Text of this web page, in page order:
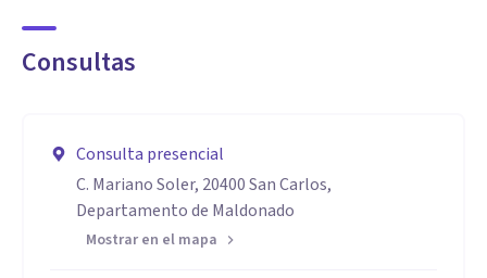
Consultas
Consulta presencial
C. Mariano Soler, 20400 San Carlos,
Departamento de Maldonado
Mostrar en el mapa